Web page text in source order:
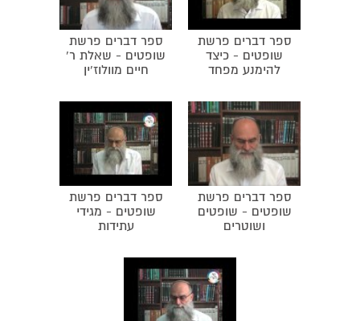
ספר דברים פרשת
שופטים - כיצד
להימנע מפחד
ספר דברים פרשת
שופטים - שאלת ר'
חיים מוולוז'ין
ספר דברים פרשת
שופטים - שופטים
ושוטרים
ספר דברים פרשת
שופטים - מגידי
עתידות